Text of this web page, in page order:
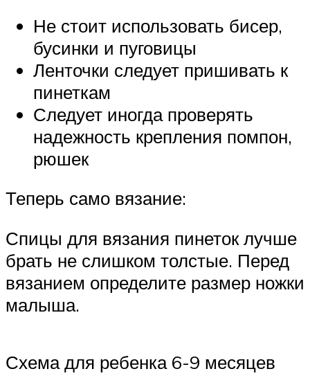
Не стоит использовать бисер,
бусинки и пуговицы
Ленточки следует пришивать к
пинеткам
Следует иногда проверять
надежность крепления помпон,
рюшек
Теперь само вязание:
Спицы для вязания пинеток лучше
брать не слишком толстые. Перед
вязанием определите размер ножки
малыша.
Схема для ребенка 6-9 месяцев